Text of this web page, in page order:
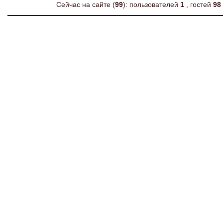
Сейчас на сайте (99): пользователей 1 , гостей 98